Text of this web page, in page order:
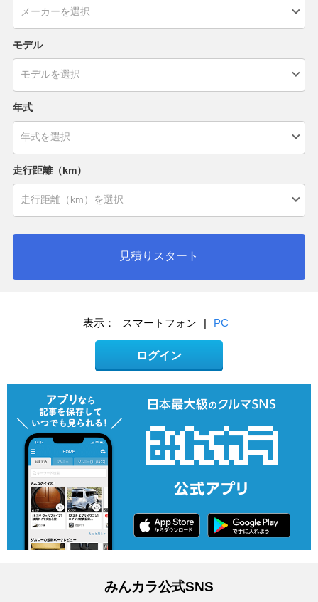
モデル
年式
走行距離（km）
見積りスタート
表示： スマートフォン | PC
ログイン
みんカラ公式SNS